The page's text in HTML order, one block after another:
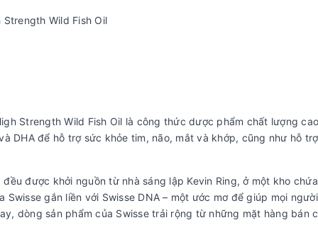
Wild Fish Oil
Strength Wild Fish Oil là công thức dược phẩm chất lượng
DHA để hỗ trợ sức khỏe tim, não, mắt và khớp, cũng như hỗ
được khởi nguồn từ nhà sáng lập Kevin Ring, ở một kho
gắn liền với Swisse DNA – một ước mơ để giúp mọi
dòng sản phẩm của Swisse trải rộng từ những mặt hàng bán